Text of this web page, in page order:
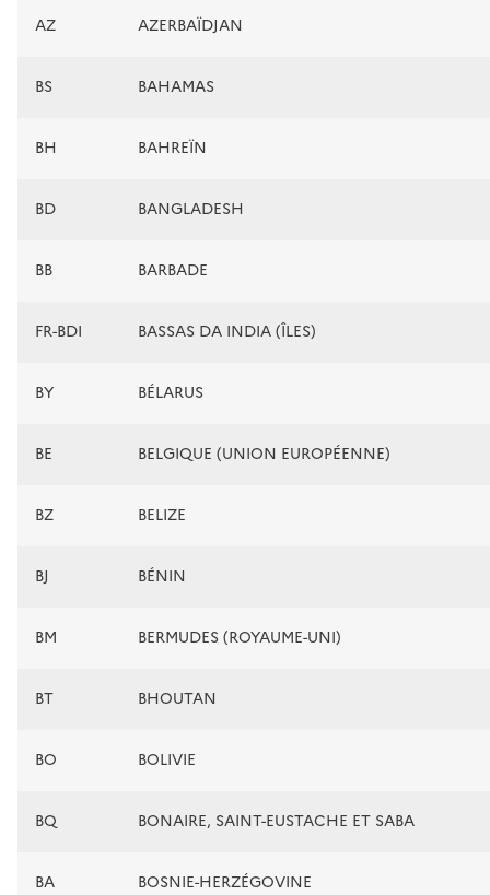
AZ AZERBAÏDJAN
BS BAHAMAS
BH BAHREÏN
BD BANGLADESH
BB BARBADE
FR-BDI BASSAS DA INDIA (ÎLES)
BY BÉLARUS
BE BELGIQUE (UNION EUROPÉENNE)
BZ BELIZE
BJ BÉNIN
BM BERMUDES (ROYAUME-UNI)
BT BHOUTAN
BO BOLIVIE
BQ BONAIRE, SAINT-EUSTACHE ET SABA
BA BOSNIE-HERZÉGOVINE